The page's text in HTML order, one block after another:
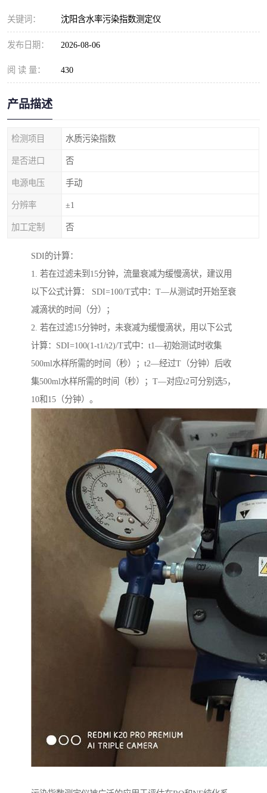
关键词： 沈阳含水率污染指数测定仪
发布日期： 2026-08-06
阅 读 量： 430
产品描述
检测项目 水质污染指数
是否进口 否
电源电压 手动
分辨率 ±1
加工定制 否
SDI的计算：
1. 若在过滤未到15分钟，流量衰减为缓慢滴状，建议用
以下公式计算： SDI=100/T式中：T—从测试时开始至衰
减滴状的时间（分）；
2. 若在过滤15分钟时，未衰减为缓慢滴状，用以下公式
计算：SDI=100(1-t1/t2)/T式中：t1—初始测试时收集
500ml水样所需的时间（秒）；t2—经过T（分钟）后收
集500ml水样所需的时间（秒）；T—对应t2可分别选5，
10和15（分钟）。